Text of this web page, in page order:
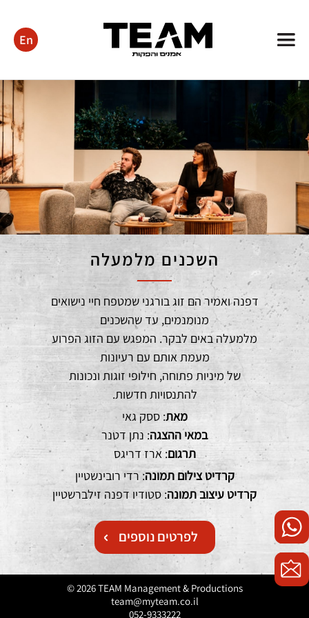
Management
Productions
En
השכנים מלמעלה
דפנה ואמיר הם זוג בורגני שמטפח חיי נישואים
מנומנמים, עד שהשכנים
מלמעלה באים לבקר. המפגש עם הזוג הפרוע
מעמת אותם עם רעיונות
של מיניות פתוחה, חילופי זוגות ונכונות
להתנסויות חדשות.
מאת: ססק גאי
במאי ההצגה: נתן דטנר
תרגום: ארז דריגס
קרדיט צילום תמונה: רדי רובינשטיין
קרדיט עיצוב תמונה: סטודיו דפנה זילברשטיין
לפרטים נוספים
© 2026 TEAM Management & Productions
team@myteam.co.il
052-9333222